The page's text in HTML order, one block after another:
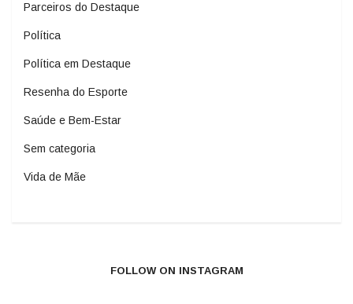
Parceiros do Destaque
Política
Política em Destaque
Resenha do Esporte
Saúde e Bem-Estar
Sem categoria
Vida de Mãe
FOLLOW ON INSTAGRAM